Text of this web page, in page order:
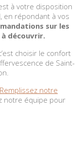
à votre disposition
en répondant à vos
sur les
découvrir.
choisir le confort
de Saint-
Remplissez notre
notre équipe pour